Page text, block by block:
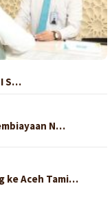
S…
N…
ke Aceh Tami…